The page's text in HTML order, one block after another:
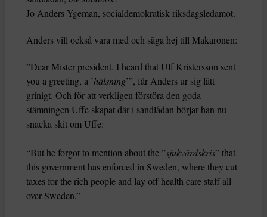
Jo Anders Ygeman, socialdemokratisk riksdagsledamot.
Anders vill också vara med och säga hej till Makaronen:
”Dear Mister president. I heard that Ulf Kristersson sent
you a greeting, a ’hälsning’”, får Anders ur sig lätt
grinigt. Och för att verkligen förstöra den goda
stämningen Uffe skapat där i sandlådan börjar han nu
snacka skit om Uffe:
“But he forgot to mention about the ”sjukvårdskris” that
this government has enforced in Sweden, where they cut
taxes for the rich people and lay off health care staff all
over Sweden.”